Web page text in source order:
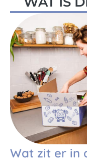
Wat zit er in